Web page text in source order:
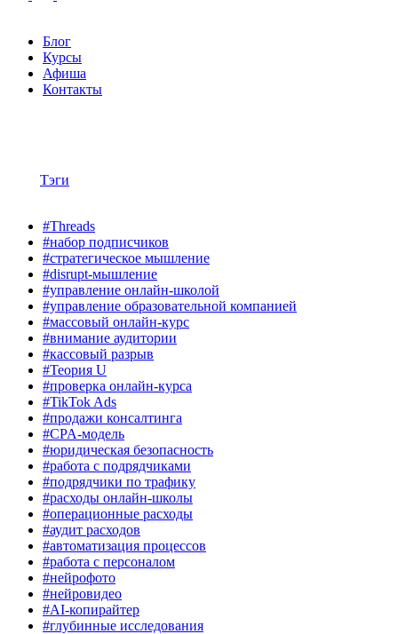
Блог
Курсы
Афиша
Контакты
Тэги
#Threads
#набор подписчиков
#стратегическое мышление
#disrupt-мышление
#управление онлайн-школой
#управление образовательной компанией
#массовый онлайн-курс
#внимание аудитории
#кассовый разрыв
#Теория U
#проверка онлайн-курса
#TikTok Ads
#продажи консалтинга
#CPA-модель
#юридическая безопасность
#работа с подрядчиками
#подрядчики по трафику
#расходы онлайн-школы
#операционные расходы
#аудит расходов
#автоматизация процессов
#работа с персоналом
#нейрофото
#нейровидео
#AI-копирайтер
#глубинные исследования